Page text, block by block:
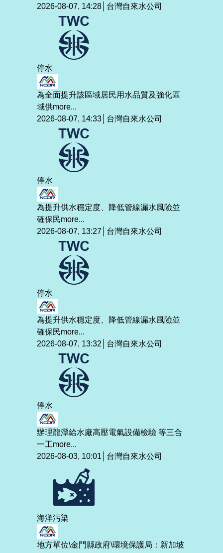
2026-08-07, 14:28│台灣自來水公司
停水
為全面提升該區域居民用水品質及強化區
域供more...
2026-08-07, 14:33│台灣自來水公司
停水
為提升供水穩定度、降低管線漏水風險並
確保民more...
2026-08-07, 13:27│台灣自來水公司
停水
為提升供水穩定度、降低管線漏水風險並
確保民more...
2026-08-07, 13:32│台灣自來水公司
停水
辦理龍潭給水廠高壓電氣設備檢驗 等三合
一工more...
2026-08-03, 10:01│台灣自來水公司
海洋污染
地方單位\金門縣政府\環境保護局：新加坡